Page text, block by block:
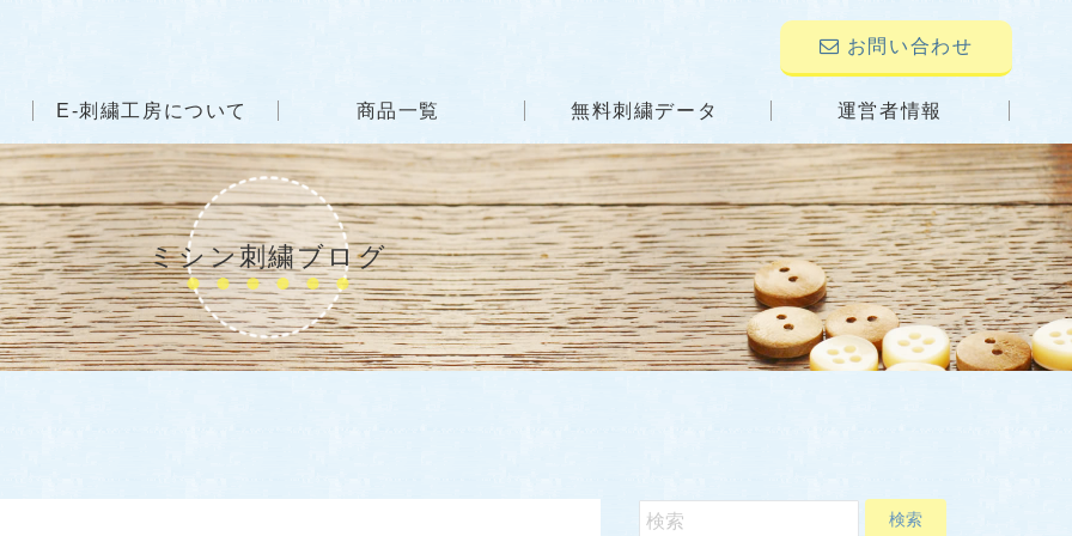
お問い合わせ
E-刺繍工房について 商品一覧 無料刺繍データ 運営者情報
ミシン刺繍ブログ